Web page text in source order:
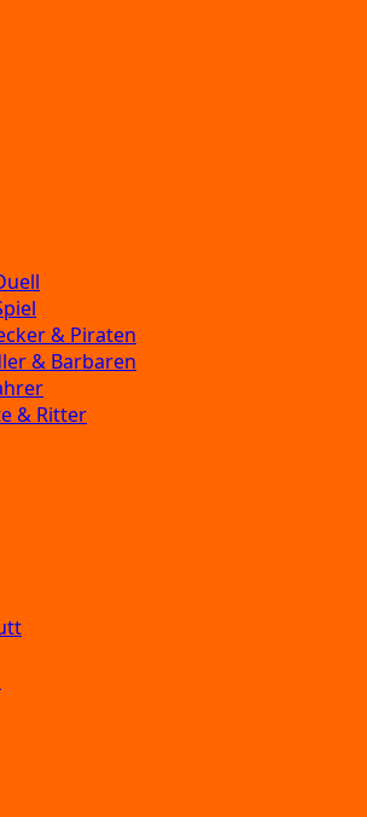
& Piraten
& Barbaren
& Ritter